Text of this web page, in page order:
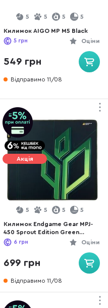
5 5 5 5
Килимок AIGO MP M5 Black
Оціни
5 грн
549 грн
Відправимо 11/08
Акція
5 5 5 5
Килимок Endgame Gear MPJ-
450 Sprout Edition Green
(PGWEGMUP009)
Оціни
6 грн
699 грн
Відправимо 11/08